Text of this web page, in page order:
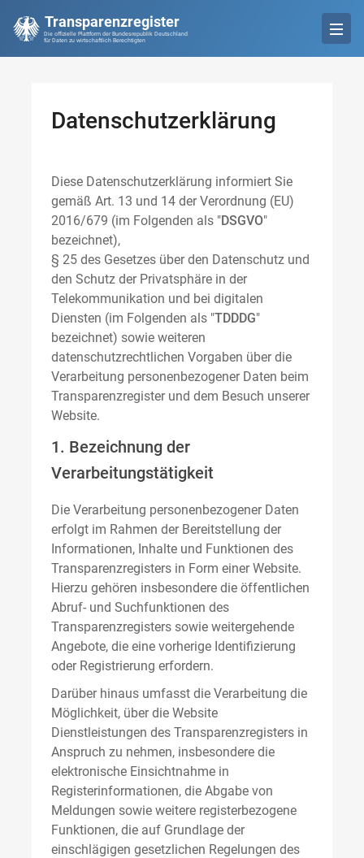
Transparenzregister
Die offizielle Plattform der Bundesrepublik Deutschland
für Daten zu wirtschaftlich Berechtigten
Datenschutzerklärung
Diese Datenschutzerklärung informiert Sie
gemäß Art. 13 und 14 der Verordnung (EU)
2016/679 (im Folgenden als "DSGVO"
bezeichnet),
§ 25 des Gesetzes über den Datenschutz und
den Schutz der Privatsphäre in der
Telekommunikation und bei digitalen
Diensten (im Folgenden als "TDDDG"
bezeichnet) sowie weiteren
datenschutzrechtlichen Vorgaben über die
Verarbeitung personenbezogener Daten beim
Transparenzregister und dem Besuch unserer
Website.
1. Bezeichnung der
Verarbeitungstätigkeit
Die Verarbeitung personenbezogener Daten
erfolgt im Rahmen der Bereitstellung der
Informationen, Inhalte und Funktionen des
Transparenzregisters in Form einer Website.
Hierzu gehören insbesondere die öffentlichen
Abruf- und Suchfunktionen des
Transparenzregisters sowie weitergehende
Angebote, die eine vorherige Identifizierung
oder Registrierung erfordern.
Darüber hinaus umfasst die Verarbeitung die
Möglichkeit, über die Website
Dienstleistungen des Transparenzregisters in
Anspruch zu nehmen, insbesondere die
elektronische Einsichtnahme in
Registerinformationen, die Abgabe von
Meldungen sowie weitere registerbezogene
Funktionen, die auf Grundlage der
einschlägigen gesetzlichen Regelungen des